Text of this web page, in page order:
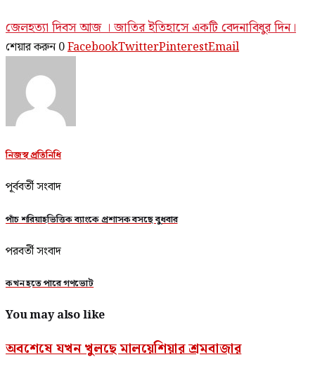
জেলহত্যা দিবস আজ । জাতির ইতিহাসে একটি বেদনাবিধুর দিন।
শেয়ার করুন 0FacebookTwitterPinterestEmail
নিজস্ব প্রতিনিধি
পূর্ববর্তী সংবাদ
পাঁচ শরিয়াহভিত্তিক ব্যাংকে প্রশাসক বসছে বুধবার
পরবর্তী সংবাদ
কখন হতে পারে গণভোট
You may also like
অবশেষে যখন খুলছে মালয়েশিয়ার শ্রমবাজার